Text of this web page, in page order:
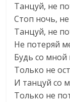
Танцуй, не
Стоп ночь,
Танцуй, не
Не потеряй
Будь со
Только не
И танцуй со
Только не